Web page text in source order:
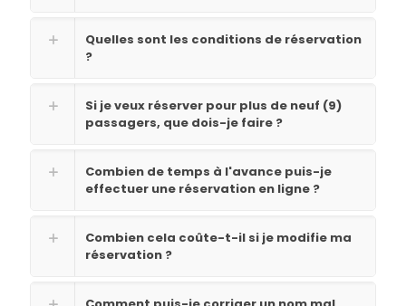
Quelles sont les conditions de réservation
?
Si je veux réserver pour plus de neuf (9)
passagers, que dois-je faire ?
Combien de temps à l'avance puis-je
effectuer une réservation en ligne ?
Combien cela coûte-t-il si je modifie ma
réservation ?